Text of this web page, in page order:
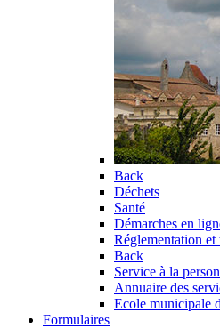
Back
Déchets
Santé
Démarches en
Réglementation
Back
Service à la
Annuaire des
Ecole municipale
Formulaires